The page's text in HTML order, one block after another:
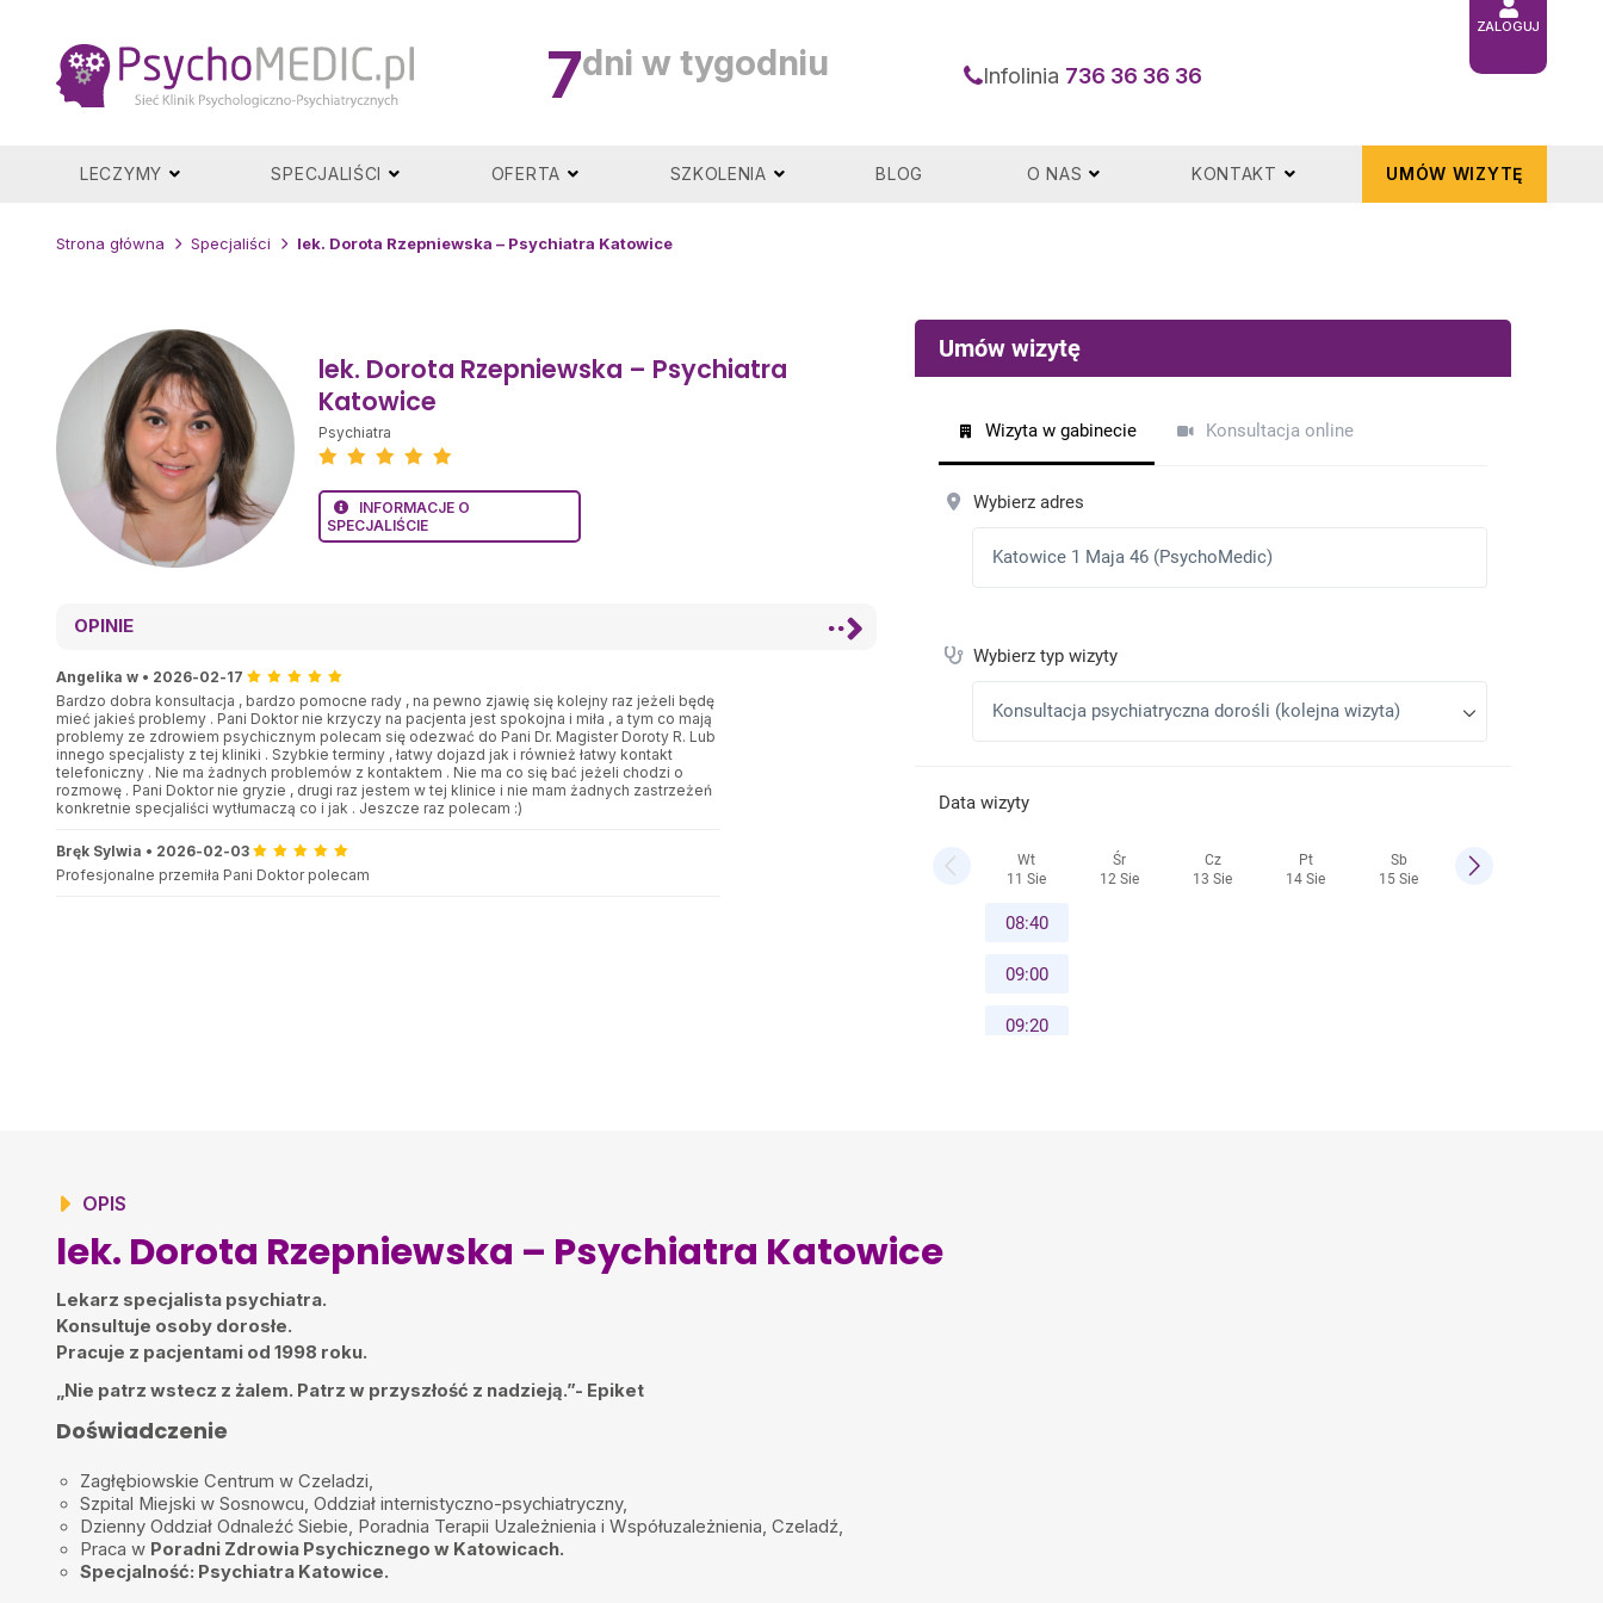
7dni w tygodniu Infolinia 736 36 36 36
ZALOGUJ
LECZYMY SPECJALIŚCI OFERTA SZKOLENIA BLOG O NAS KONTAKT UMÓW WIZYTĘ
Strona główna Specjaliści lek. Dorota Rzepniewska – Psychiatra Katowice
lek. Dorota Rzepniewska – Psychiatra
Katowice
Psychiatra
INFORMACJE O
SPECJALIŚCIE
OPINIE
Angelika w • 2026-02-17
Bardzo dobra konsultacja , bardzo pomocne rady , na pewno zjawię się kolejny raz jeżeli będę
mieć jakieś problemy . Pani Doktor nie krzyczy na pacjenta jest spokojna i miła , a tym co mają
problemy ze zdrowiem psychicznym polecam się odezwać do Pani Dr. Magister Doroty R. Lub
innego specjalisty z tej kliniki . Szybkie terminy , łatwy dojazd jak i również łatwy kontakt
telefoniczny . Nie ma żadnych problemów z kontaktem . Nie ma co się bać jeżeli chodzi o
rozmowę . Pani Doktor nie gryzie , drugi raz jestem w tej klinice i nie mam żadnych zastrzeżeń
konkretnie specjaliści wytłumaczą co i jak . Jeszcze raz polecam :)
Bręk Sylwia • 2026-02-03
Profesjonalne przemiła Pani Doktor polecam
OPIS
lek. Dorota Rzepniewska – Psychiatra Katowice
Lekarz specjalista psychiatra.
Konsultuje osoby dorosłe.
Pracuje z pacjentami od 1998 roku.
„Nie patrz wstecz z żalem. Patrz w przyszłość z nadzieją.”- Epiket
Doświadczenie
Zagłębiowskie Centrum w Czeladzi,
Szpital Miejski w Sosnowcu, Oddział internistyczno-psychiatryczny,
Dzienny Oddział Odnaleźć Siebie, Poradnia Terapii Uzależnienia i Współuzależnienia, Czeladź,
Praca w Poradni Zdrowia Psychicznego w Katowicach.
Specjalność: Psychiatra Katowice.